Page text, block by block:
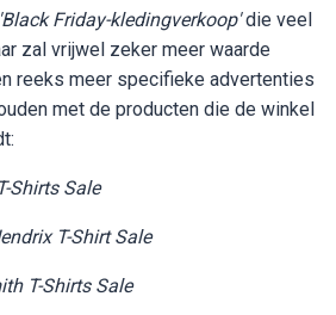
'Black Friday-kledingverkoop'die veel
zal vrijwel zeker meer waarde
reeks meer specifieke advertenties
met de producten die de winkel
Shirts Sale
T-Shirt Sale
T-Shirts Sale